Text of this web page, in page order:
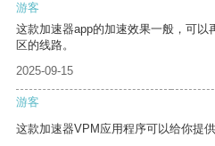
游客
这款加速器app的加速效果一般，可
区的线路。
2025-09-15
游客
这款加速器VPM应用程序可以给你提